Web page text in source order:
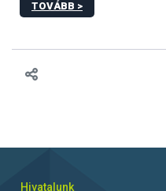
hatósági feladatokat,
TOVÁBB >
Hivatalunk